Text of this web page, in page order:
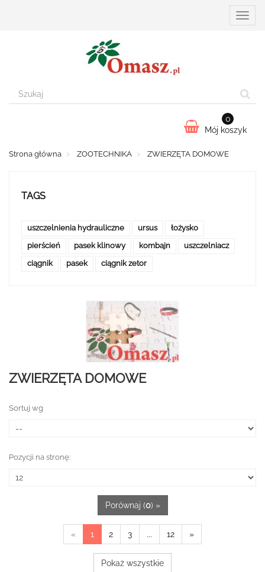
Mój koszyk
0
Strona główna ZOOTECHNIKA ZWIERZĘTA DOMOWE
TAGS
uszczelnienia hydrauliczne ursus
łożysko
pierścień
pasek klinowy kombajn
uszczelniacz
ciągnik
pasek ciągnik zetor
ZWIERZĘTA DOMOWE
Sortuj wg
Pozycji na stronę:
Porównaj (0) »
« 1 2 3 ... 12 »
Pokaż wszystkie